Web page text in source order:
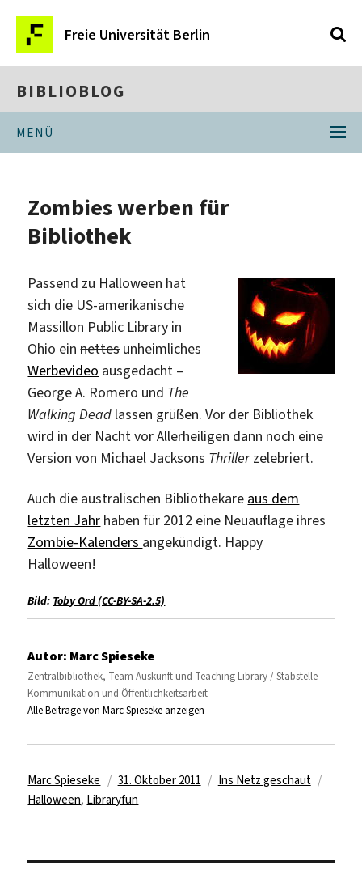
Freie Universität Berlin
BIBLIOBLOG
MENÜ
Zombies werben für
Bibliothek
Passend zu Halloween hat
sich die US-amerikanische
Massillon Public Library in
Ohio einnettesunheimliches
Werbevideo ausgedacht –
George A. Romero und The
Walking Dead lassen grüßen. Vor der Bibliothek
wird in der Nacht vor Allerheiligen dann noch eine
Version von Michael Jacksons Thrillerzelebriert.
Auch die australischen Bibliothekare aus dem
letzten Jahr haben für 2012 eine Neuauflage ihres
Zombie-Kalenders angekündigt. Happy
Halloween!
Bild: Toby Ord (CC-BY-SA-2.5)
Autor: Marc Spieseke
Zentralbibliothek, Team Auskunft und Teaching Library / Stabstelle
Kommunikation und Öffentlichkeitsarbeit
Alle Beiträge von Marc Spieseke anzeigen
Autor
Marc Spieseke
Veröffentlicht
am
31. Oktober 2011 Kategorien
Ins Netz geschaut
Halloween, Libraryfun